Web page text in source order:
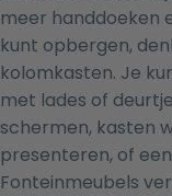
meer handdoeken
kunt opbergen,
kolomkasten. Je
met lades of
schermen, kasten
presenteren, of
Fonteinmeubels